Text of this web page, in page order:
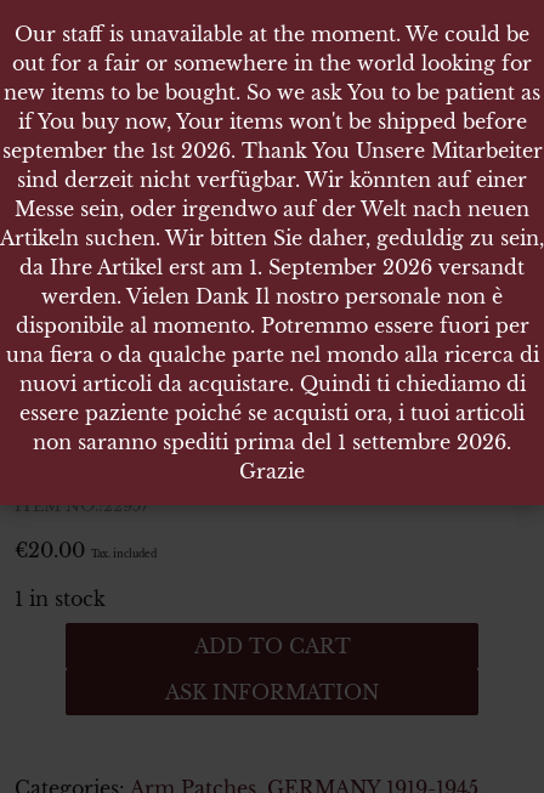
SHOP
LUFTWAFFE ÄRMELABZEICHEN MANNSCHAFT
FLUGMELDEPERSONAL
Luftwaffe Ärmelabzeichen
Mannschaft Flugmeldepersonal
Luftwaffe Ärmelabzeichen Mannschaft Flugmeldepersonal
ITEM NO.:22957
€20.00 Tax. included
1 in stock
Ärmelabzeichen
ADD TO CART
ASK INFORMATION
Our staff is unavailable at the moment. We could be
out for a fair or somewhere in the world looking for
new items to be bought. So we ask You to be patient as
if You buy now, Your items won't be shipped before
september the 1st 2026. Thank You Unsere Mitarbeiter
sind derzeit nicht verfügbar. Wir könnten auf einer
Messe sein, oder irgendwo auf der Welt nach neuen
Artikeln suchen. Wir bitten Sie daher, geduldig zu sein,
da Ihre Artikel erst am 1. September 2026 versandt
werden. Vielen Dank Il nostro personale non è
disponibile al momento. Potremmo essere fuori per
una fiera o da qualche parte nel mondo alla ricerca di
nuovi articoli da acquistare. Quindi ti chiediamo di
essere paziente poiché se acquisti ora, i tuoi articoli
non saranno spediti prima del 1 settembre 2026.
Grazie
Our staff is unavailable at the moment. We could be
out for a fair or somewhere in the world looking for
new items to be bought. So we ask You to be patient as
if You buy now, Your items won't be shipped before
september the 1st 2026. Thank You Unsere Mitarbeiter
sind derzeit nicht verfügbar. Wir könnten auf einer
Messe sein, oder irgendwo auf der Welt nach neuen
Artikeln suchen. Wir bitten Sie daher, geduldig zu sein,
da Ihre Artikel erst am 1. September 2026 versandt
werden. Vielen Dank Il nostro personale non è
disponibile al momento. Potremmo essere fuori per
una fiera o da qualche parte nel mondo alla ricerca di
nuovi articoli da acquistare. Quindi ti chiediamo di
essere paziente poiché se acquisti ora, i tuoi articoli
non saranno spediti prima del 1 settembre 2026.
Grazie